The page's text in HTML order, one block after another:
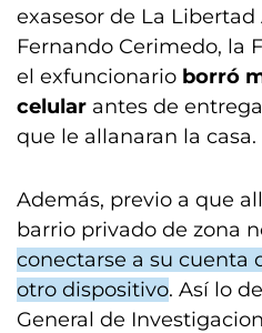
exasesor de La Libertad
Fernando Cerimedo, la
el exfuncionario borró
celular antes de
que le allanaran la casa.
Además, previo a que
barrio privado de zona
conectarse a su cuenta
otro dispositivo. Así lo
General de